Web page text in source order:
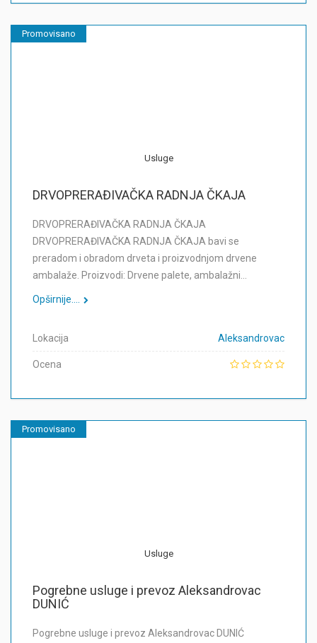
Promovisano
Usluge
DRVOPRERAĐIVAČKA RADNJA ČKAJA
DRVOPRERAĐIVAČKA RADNJA ČKAJA
DRVOPRERAĐIVAČKA RADNJA ČKAJA bavi se
preradom i obradom drveta i proizvodnjom drvene
ambalaže. Proizvodi: Drvene palete, ambalažni…
Opširnije....
Lokacija Aleksandrovac
Ocena
Promovisano
Usluge
Pogrebne usluge i prevoz Aleksandrovac
DUNIĆ
Pogrebne usluge i prevoz Aleksandrovac DUNIĆ